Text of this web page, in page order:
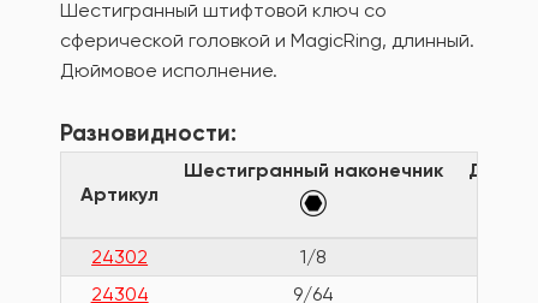
Шестигранный штифтовой ключ со
сферической головкой и MagicRing, длинный.
Дюймовое исполнение.
Разновидности:
Артикул
Шестигранный наконечник Длина
24302 1/8
24304
9/64